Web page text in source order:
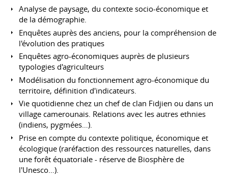
Analyse de paysage, du contexte socio-économique et
de la démographie.
Enquêtes auprès des anciens, pour la compréhension de
l'évolution des pratiques
Enquêtes agro-économiques auprès de plusieurs
typologies d'agriculteurs
Modélisation du fonctionnement agro-économique du
territoire, définition d'indicateurs.
Vie quotidienne chez un chef de clan Fidjien ou dans un
village camerounais. Relations avec les autres ethnies
(indiens, pygmées…).
Prise en compte du contexte politique, économique et
écologique (raréfaction des ressources naturelles, dans
une forêt équatoriale - réserve de Biosphère de
l'Unesco…).